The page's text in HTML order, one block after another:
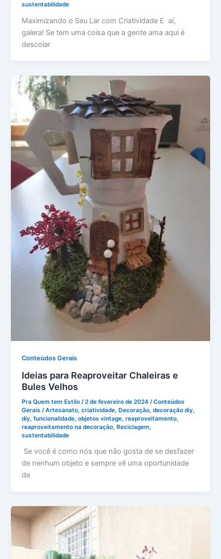
sustentabilidade
Maximizando o Seu Lar com Criatividade E aí,
galera! Se tem uma coisa que a gente ama aqui é
descolar
Conteúdos Gerais
Ideias para Reaproveitar Chaleiras e
Bules Velhos
Pra Quem tem Estilo /2 de fevereiro de 2024 /Conteúdos
Gerais /Artesanato,criatividade,Decoração,decoração diy,
diy,funcionalidade,objetos vintage,reaproveitamento,
reaproveitamento na decoração,Reciclagem,
sustentabilidade
Se você é como nós que não gosta de se desfazer
de nenhum objeto e sempre vê uma oportunidade
de